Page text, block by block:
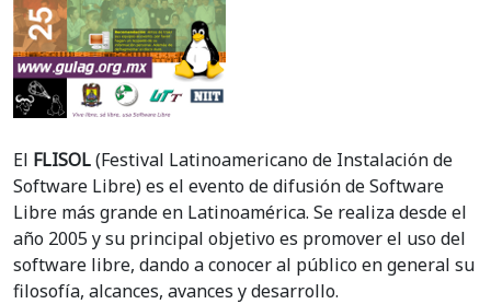
El FLISOL(Festival Latinoamericano de Instalación de
Software Libre) es el evento de difusión de Software
Libre más grande en Latinoamérica. Se realiza desde el
año 2005 y su principal objetivo es promover el uso del
software libre, dando a conocer al público en general su
filosofía, alcances, avances y desarrollo.